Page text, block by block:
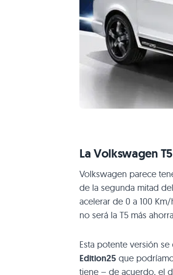
La Volkswagen
Volkswagen parece
de la segunda mitad
acelerar de 0 a 100
no será la T5 más
Esta potente versión
Edition25 que
tiene – de acuerdo, el